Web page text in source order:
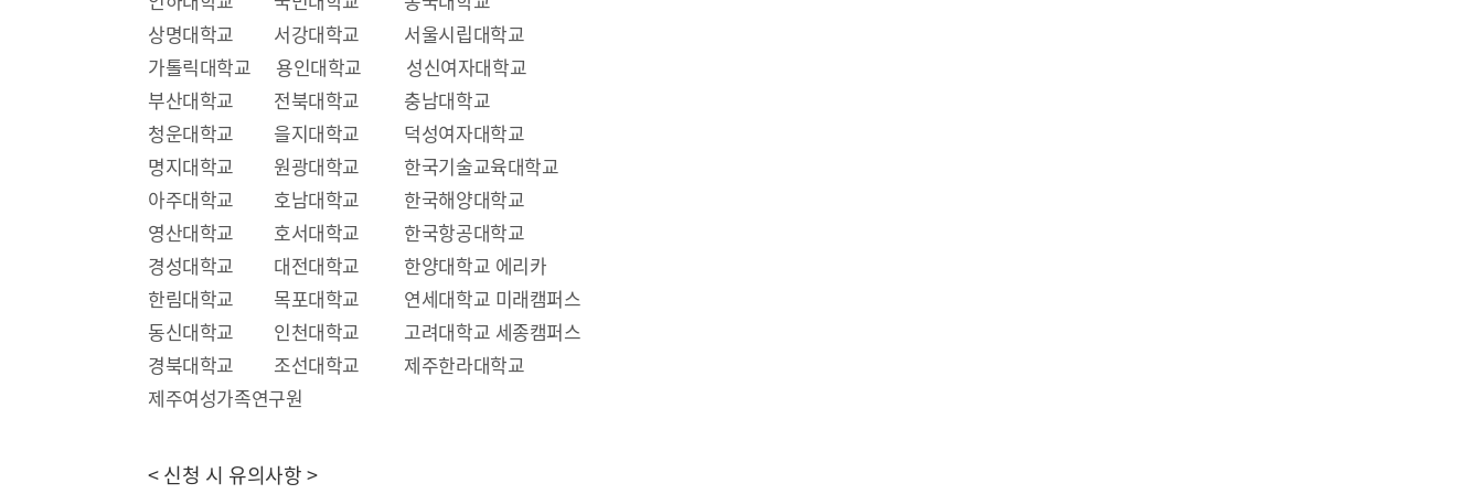
상명대학교 서강대학교 서울시립대학교
가톨릭대학교 용인대학교 성신여자대학교
부산대학교 전북대학교 충남대학교
청운대학교 을지대학교 덕성여자대학교
명지대학교 원광대학교 한국기술교육대학교
아주대학교 호남대학교 한국해양대학교
영산대학교 호서대학교 한국항공대학교
경성대학교 대전대학교 한양대학교 에리카
한림대학교 목포대학교 연세대학교 미래캠퍼스
동신대학교 인천대학교 고려대학교 세종캠퍼스
경북대학교 조선대학교 제주한라대학교
제주여성가족연구원
< 신청 시 유의사항 >